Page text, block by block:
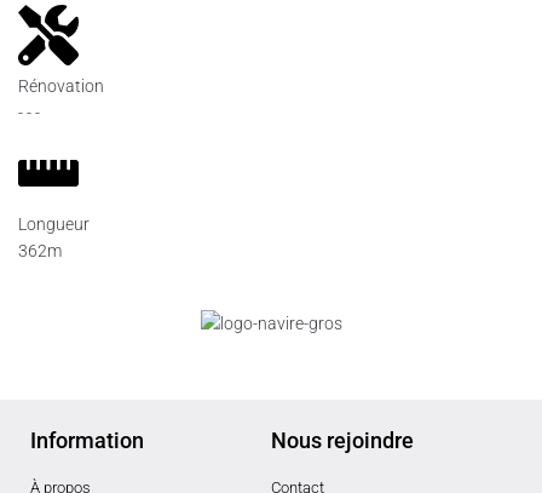
Rénovation
- - -
Longueur
362m
Information
À propos
Nous rejoindre
Contact